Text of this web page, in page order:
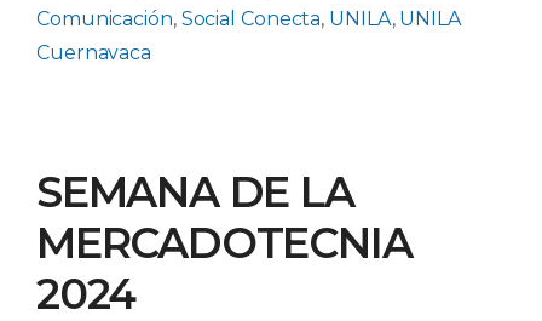
Comunicación, Social Conecta, UNILA, UNILA
Cuernavaca
SEMANA DE LA
MERCADOTECNIA
2024